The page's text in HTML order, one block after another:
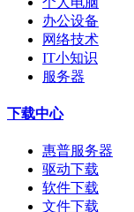
办公设备
网络技术
IT小知识
服务器
下载中心
惠普服务器
驱动下载
软件下载
文件下载